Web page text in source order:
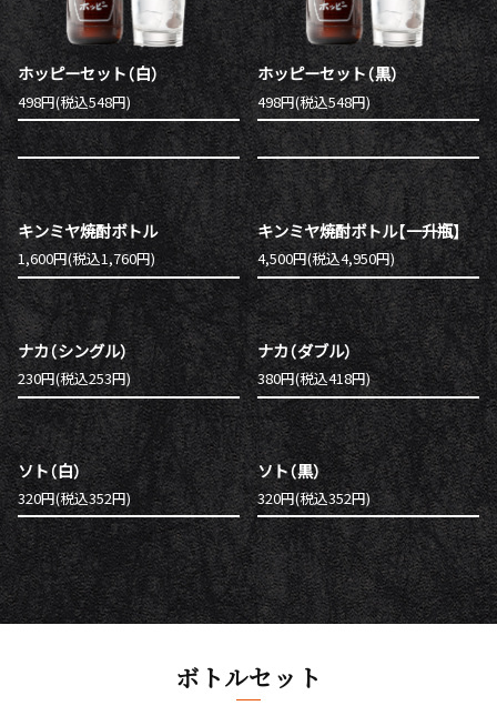
ホッピーセット（白）
498円(税込548円)
ホッピーセット（黒）
498円(税込548円)
キンミヤ焼酎ボトル
1,600円(税込1,760円)
キンミヤ焼酎ボトル【一升瓶】
4,500円(税込4,950円)
ナカ（シングル）
230円(税込253円)
ナカ（ダブル）
380円(税込418円)
ソト（白）
320円(税込352円)
ソト（黒）
320円(税込352円)
ボトルセット